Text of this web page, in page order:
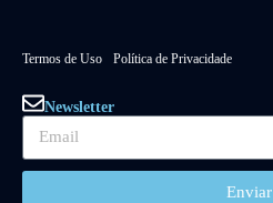
Termos de Uso Política de Privacidade
Newsletter
Enviar